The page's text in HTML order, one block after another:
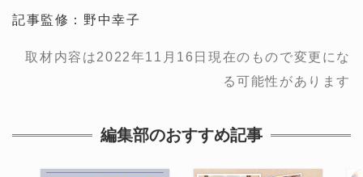
記事監修：野中幸子
取材内容は2022年11月16日現在のもので変更にな
る可能性があります
編集部のおすすめ記事